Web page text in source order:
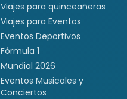
Viajes para quinceañeras
Viajes para Eventos
Eventos Deportivos
Fórmula 1
Mundial 2026
Eventos Musicales y
Conciertos